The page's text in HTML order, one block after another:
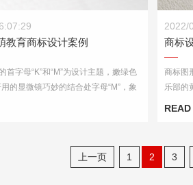
教育商标设计案例
教育商标设计案例
首字母“K”和“M”为设计主题，嫩绿色
用的显微镜巧妙的结合处字母“M”，象
商标
2022/
商标
商标图
乐部的
上一页 1 2 3